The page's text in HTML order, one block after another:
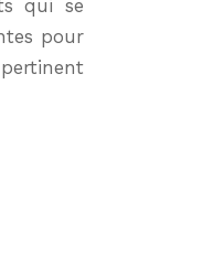
qui se
pour